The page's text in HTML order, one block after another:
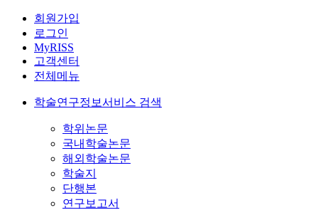
회원가입
로그인
MyRISS
고객센터
전체메뉴
학술연구정보서비스 검색
학위논문
국내학술논문
해외학술논문
학술지
단행본
연구보고서